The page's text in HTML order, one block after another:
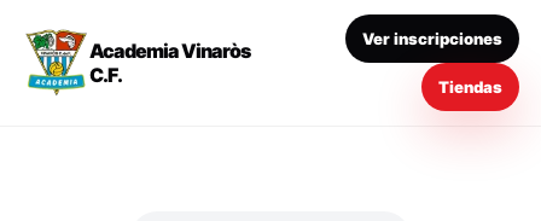
Academia Vinaròs
C.F.
Ver inscripciones
Tiendas